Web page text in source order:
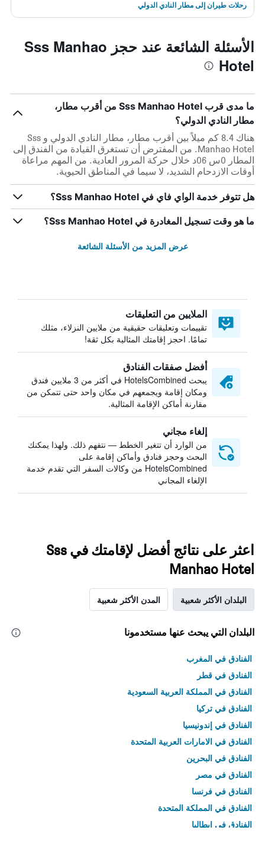
رحلات طيران إلى مطار النادي الدولي
الأسئلة الشائعة عند حجز Sss Manhao
Hotel
ما مدى قرب Sss Manhao Hotel من أقرب مطار،
مطار النادي الدولي؟
هناك 8.4 كم ميلاً بين أقرب مطار، مطار النادي الدولي و Sss
Manhao Hotel. من المفترض أن تستغرق القيادة من الفندق إلى
المطار 0س 06د خلال حركة المرور العادية. من المهم مراعاة
أوقات الازدحام الشديد، لا سيما في المناطق الحيوية.
هل تتوفر خدمة الواي فاي في Sss Manhao Hotel؟
ما هو وقت تسجيل المغادرة في Sss Manhao Hotel؟
عرض المزيد من الأسئلة الشائعة
الملايين من التعليقات
تقييمات وتعليقات حقيقية من ملايين النزلاء، مثلك
تمامًا. احجز إقامتك المثالية بكل ثقة!
أفضل صفقات الفنادق
يبحث HotelsCombined في أكثر من 3 ملايين فندق
ومكان إقامة ويجمعهم في مكان واحد حتى تتمكن من
مقارنة أماكن الإقامة المثالية.
إلغاء مجاني
من الوارد أن تتغير الخطط — نتفهم ذلك. ولهذا يمكنك
البحث وحجز فنادق وأماكن إقامة على
HotelsCombined من وكالات السفر التي تقدم خدمة
الإلغاء المجاني
اعثر على نتائج أفضل لإقامتك في Sss
Manhao Hotel
البلدان الأكثر شعبية المدن الأكثر شعبية
البلدان التي يبحث عنها مستخدمونا
الفنادق في المغرب
الفنادق في قطر
الفنادق في المملكة العربية السعودية
الفنادق في تركيا
الفنادق في إندونيسيا
الفنادق في الامارات العربية المتحدة
الفنادق في البحرين
الفنادق في مصر
الفنادق في فرنسا
الفنادق في المملكة المتحدة
الفنادق في إيطاليا